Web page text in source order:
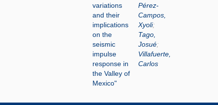
variations
and their
implications
on the
seismic
impulse
response in
the Valley of
Mexico"
Pérez-
Campos,
Xyoli;
Tago,
Josué;
Villafuerte,
Carlos